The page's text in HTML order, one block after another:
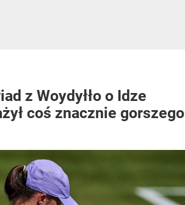
z Woydyłło o Idze
coś znacznie gorszego